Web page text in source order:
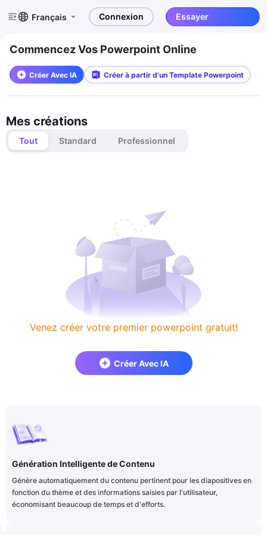
Français Connexion
Essayer
Commencez Vos Powerpoint Online
Créer Avec IA Créer à partir d'un Template Powerpoint
Mes créations
Tout Standard Professionnel
Venez créer votre premier powerpoint gratuit!
Créer Avec IA
Génération Intelligente de Contenu
Génère automatiquement du contenu pertinent pour les diapositives en
fonction du thème et des informations saisies par l'utilisateur,
économisant beaucoup de temps et d'efforts.